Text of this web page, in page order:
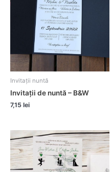
Invitații nuntă
Invitații de nuntă – B&W
7,15 lei